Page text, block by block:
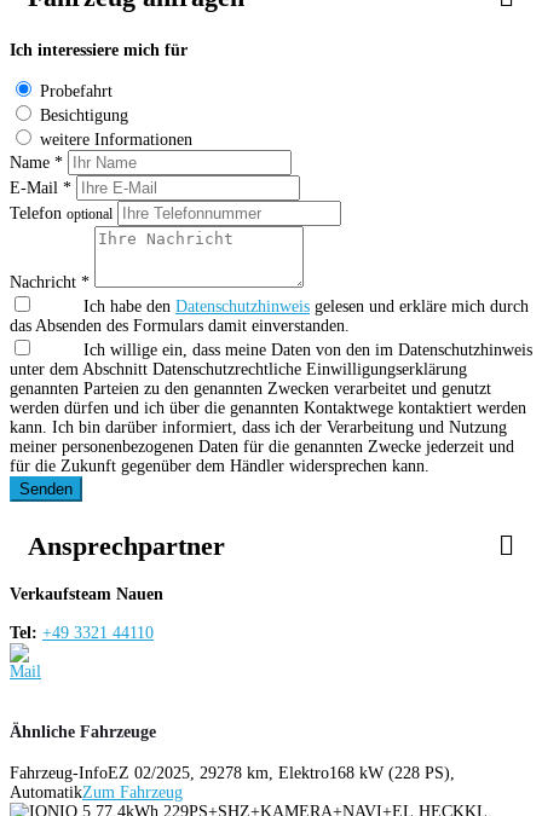
Ich interessiere mich für
Probefahrt
Besichtigung
weitere Informationen
Name *
E-Mail *
Telefon optional
Nachricht *
Ich habe den Datenschutzhinweis gelesen und erkläre mich durch
das Absenden des Formulars damit einverstanden.
Ich willige ein, dass meine Daten von den im Datenschutzhinweis
unter dem Abschnitt Datenschutzrechtliche Einwilligungserklärung
genannten Parteien zu den genannten Zwecken verarbeitet und genutzt
werden dürfen und ich über die genannten Kontaktwege kontaktiert werden
kann. Ich bin darüber informiert, dass ich der Verarbeitung und Nutzung
meiner personenbezogenen Daten für die genannten Zwecke jederzeit und
für die Zukunft gegenüber dem Händler widersprechen kann.
Senden
Ansprechpartner
Verkaufsteam Nauen
Tel: +49 3321 44110
Ähnliche Fahrzeuge
Fahrzeug-InfoEZ 02/2025, 29278 km, Elektro168 kW (228 PS),
AutomatikZum Fahrzeug